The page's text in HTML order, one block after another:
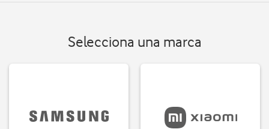
Selecciona una marca